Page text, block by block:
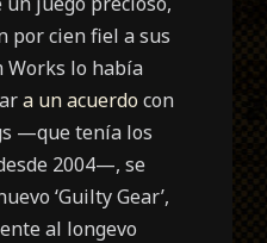
por cien fiel a sus
Works lo había
a un acuerdocon
—que tenía los
2004—, se
‘Guilty Gear’,
al longevo